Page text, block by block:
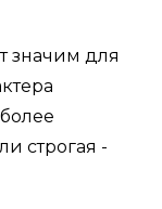
значим для
строгая -